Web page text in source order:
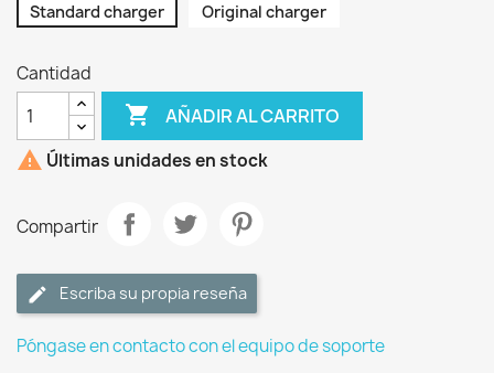
Standard charger Original charger
Cantidad
 AÑADIR AL CARRITO
 Últimas unidades en stock
Compartir
Escriba su propia reseña
Póngase en contacto con el equipo de soporte